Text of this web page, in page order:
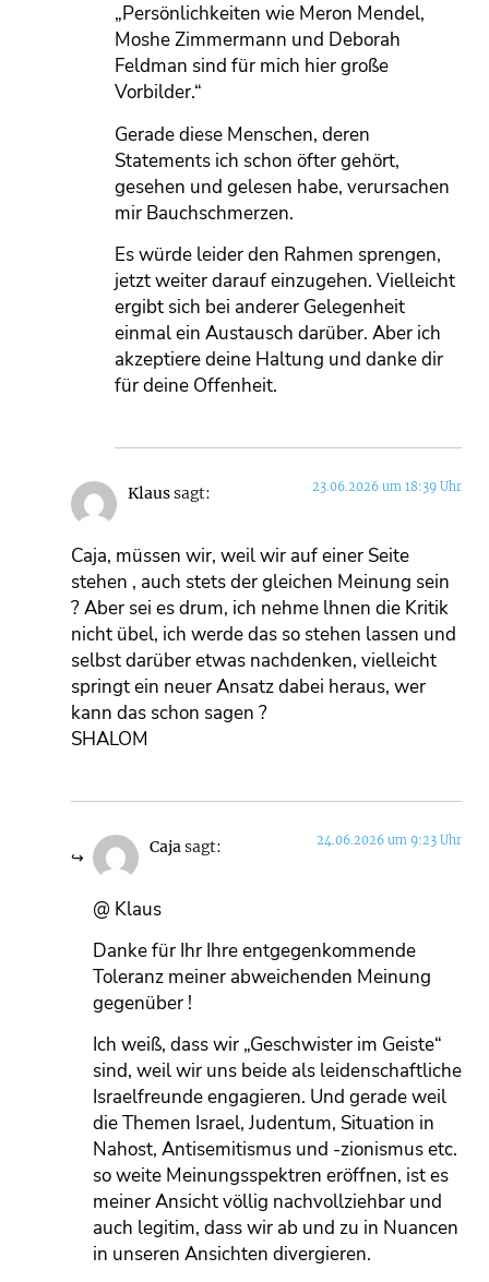
„Persönlichkeiten wie Meron Mendel,
Moshe Zimmermann und Deborah
Feldman sind für mich hier große
Vorbilder.“
Gerade diese Menschen, deren
Statements ich schon öfter gehört,
gesehen und gelesen habe, verursachen
mir Bauchschmerzen.
Es würde leider den Rahmen sprengen,
jetzt weiter darauf einzugehen. Vielleicht
ergibt sich bei anderer Gelegenheit
einmal ein Austausch darüber. Aber ich
akzeptiere deine Haltung und danke dir
für deine Offenheit.
Klaussagt: 23.06.2026 um 18:39 Uhr
Caja, müssen wir, weil wir auf einer Seite
stehen , auch stets der gleichen Meinung sein
? Aber sei es drum, ich nehme lhnen die Kritik
nicht übel, ich werde das so stehen lassen und
selbst darüber etwas nachdenken, vielleicht
springt ein neuer Ansatz dabei heraus, wer
kann das schon sagen ?
SHALOM
Cajasagt: 24.06.2026 um 9:23 Uhr
@ Klaus
Danke für Ihr Ihre entgegenkommende
Toleranz meiner abweichenden Meinung
gegenüber !
Ich weiß, dass wir „Geschwister im Geiste“
sind, weil wir uns beide als leidenschaftliche
Israelfreunde engagieren. Und gerade weil
die Themen Israel, Judentum, Situation in
Nahost, Antisemitismus und -zionismus etc.
so weite Meinungsspektren eröffnen, ist es
meiner Ansicht völlig nachvollziehbar und
auch legitim, dass wir ab und zu in Nuancen
in unseren Ansichten divergieren.